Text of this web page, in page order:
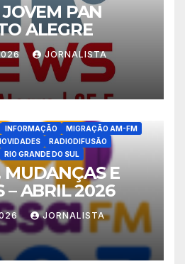
PAN
ALEGRE
JORNALISTA
INFORMAÇÃO
MIGRAÇÃO AM-FM
RADIODIFUSÃO
RIO GRANDE DO SUL
MUDANÇAS E
– ABRIL 2026
JORNALISTA